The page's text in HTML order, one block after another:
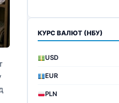
КУРС ВАЛЮТ (НБУ)
USD
EUR
PLN